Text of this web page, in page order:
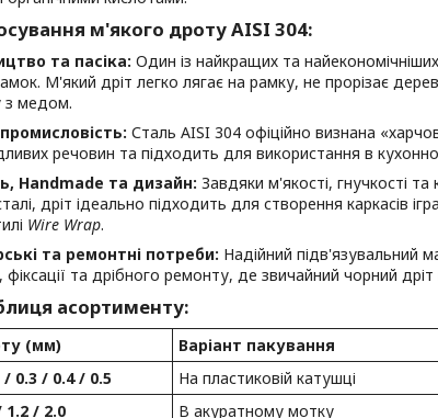
м'якого дроту AISI 304:
та пасіка: Один із найкращих та
М'який дріт легко лягає на рамку, не прорізає
з медом.
Сталь AISI 304 офіційно визнана
речовин та підходить для використання в
Handmade та дизайн: Завдяки м'якості, гнучкості
дріт ідеально підходить для створення каркасів
Wire Wrap.
та ремонтні потреби: Надійний підв'язувальний
та дрібного ремонту, де звичайний чорний дріт
асортименту:
(мм) Варіант пакування
/ 0.3 / 0.4 / 0.5
На пластиковій катушці
1.2 / 2.0
В акуратному мотку